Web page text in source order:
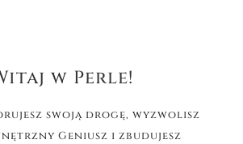
w Perle!
swoją drogę, wyzwolisz
Geniusz i zbudujesz